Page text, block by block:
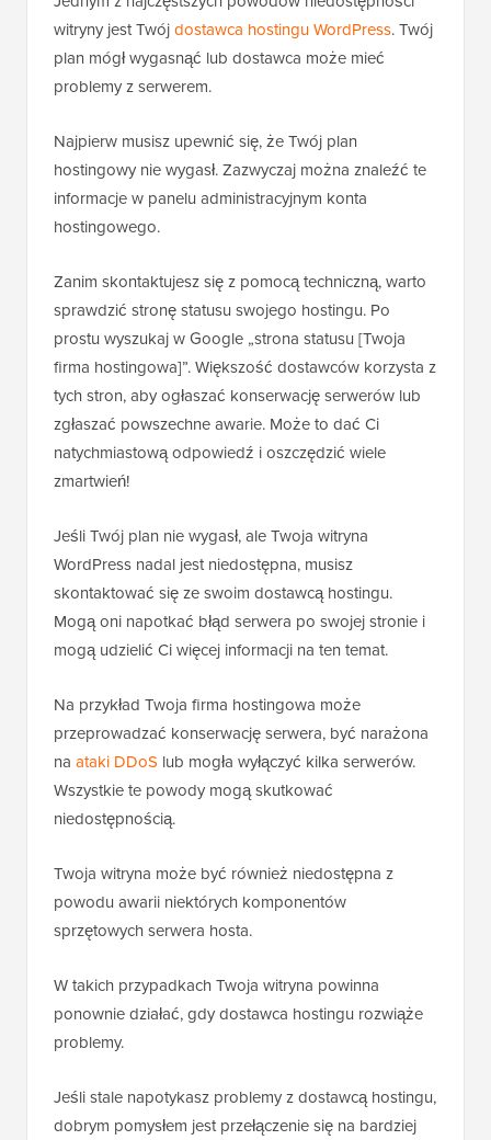
witryny jest Twójdostawca hostingu WordPress. Twój
plan mógł wygasnąć lub dostawca może mieć
problemy z serwerem.
Najpierw musisz upewnić się, że Twój plan
hostingowy nie wygasł. Zazwyczaj można znaleźć te
informacje w panelu administracyjnym konta
hostingowego.
Zanim skontaktujesz się z pomocą techniczną, warto
sprawdzić stronę statusu swojego hostingu. Po
prostu wyszukaj w Google „strona statusu [Twoja
firma hostingowa]”. Większość dostawców korzysta z
tych stron, aby ogłaszać konserwację serwerów lub
zgłaszać powszechne awarie. Może to dać Ci
natychmiastową odpowiedź i oszczędzić wiele
zmartwień!
Jeśli Twój plan nie wygasł, ale Twoja witryna
WordPress nadal jest niedostępna, musisz
skontaktować się ze swoim dostawcą hostingu.
Mogą oni napotkać błąd serwera po swojej stronie i
mogą udzielić Ci więcej informacji na ten temat.
Na przykład Twoja firma hostingowa może
przeprowadzać konserwację serwera, być narażona
na ataki DDoS lub mogła wyłączyć kilka serwerów.
Wszystkie te powody mogą skutkować
niedostępnością.
Twoja witryna może być również niedostępna z
powodu awarii niektórych komponentów
sprzętowych serwera hosta.
W takich przypadkach Twoja witryna powinna
ponownie działać, gdy dostawca hostingu rozwiąże
problemy.
Jeśli stale napotykasz problemy z dostawcą hostingu,
dobrym pomysłem jest przełączenie się na bardziej